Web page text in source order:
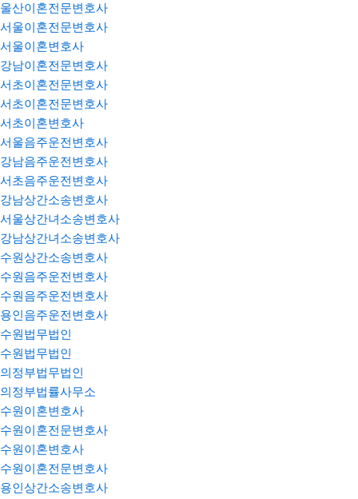
울산이혼전문변호사
서울이혼전문변호사
서울이혼변호사
강남이혼전문변호사
서초이혼전문변호사
서초이혼전문변호사
서초이혼변호사
서울음주운전변호사
강남음주운전변호사
서초음주운전변호사
강남상간소송변호사
서울상간녀소송변호사
강남상간녀소송변호사
수원상간소송변호사
수원음주운전변호사
수원음주운전변호사
용인음주운전변호사
수원법무법인
수원법무법인
의정부법무법인
의정부법률사무소
수원이혼변호사
수원이혼전문변호사
수원이혼변호사
수원이혼전문변호사
용인상간소송변호사